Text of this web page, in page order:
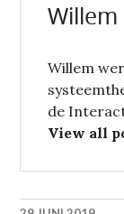
Willem
Willem
de
View all